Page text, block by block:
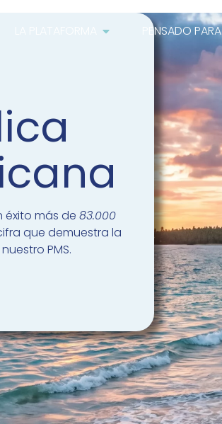
PENSADO PARA
éxito más de 83.000
que demuestra la
PMS.